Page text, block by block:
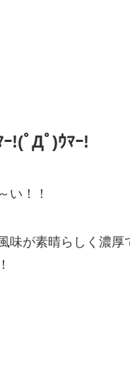
!(ﾟДﾟ)ｳﾏｰ!
い！！
味が素晴らしく濃厚